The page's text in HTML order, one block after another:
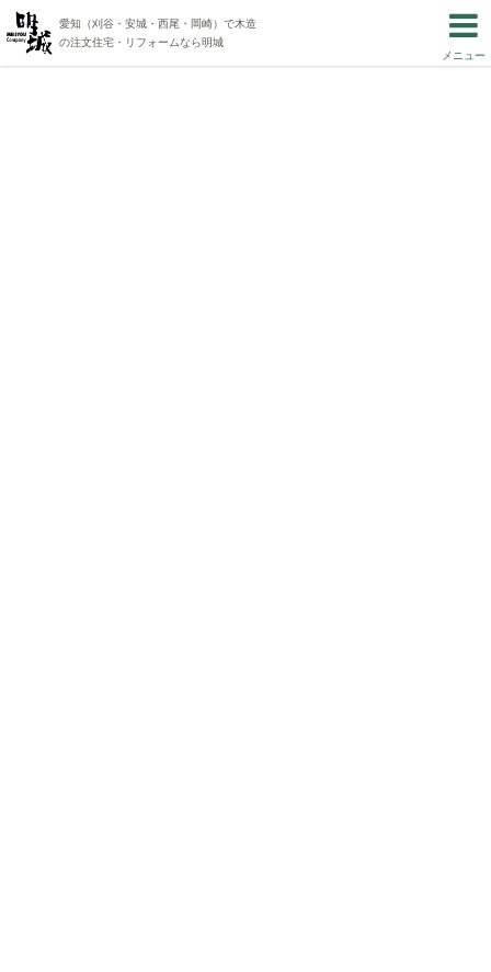
愛知（刈谷・安城・西尾・岡崎）で木造
の注文住宅・リフォームなら明城
メニュー